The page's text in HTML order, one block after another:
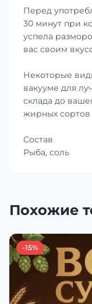
Перед
30 минут при
успела
вас своим
Некоторые
вакууме для
склада до
жирных
Состав
Рыба, соль
Похожие
-15%